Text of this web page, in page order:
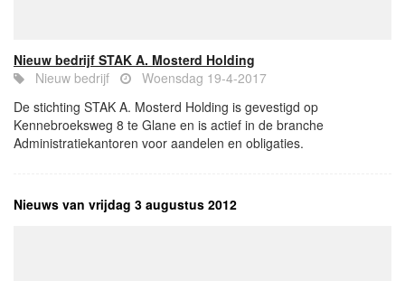
Nieuw bedrijf STAK A. Mosterd Holding
Nieuw bedrijf
Woensdag 19-4-2017
De stichting STAK A. Mosterd Holding is gevestigd op
Kennebroeksweg 8 te Glane en is actief in de branche
Administratiekantoren voor aandelen en obligaties.
Nieuws van vrijdag 3 augustus 2012